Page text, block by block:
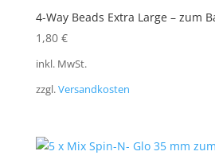
4-Way Beads Extra Large – zum
1,80 €
inkl. MwSt.
zzgl.Versandkosten